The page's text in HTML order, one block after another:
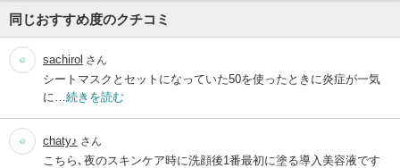
同じおすすめ度のクチコミ
sachirol さん
シートマスクとセットになっていた50を使ったときに炎症が一気
に… 続きを読む
chaty♪ さん
こちら､夜のスキンケア時に洗顔後1番最初に塗る導入美容液です